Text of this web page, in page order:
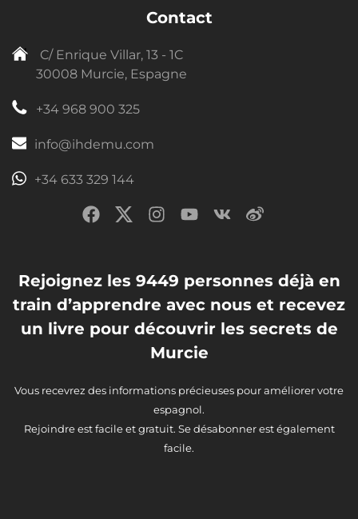
Contact
C/ Enrique Villar, 13 - 1C
30008 Murcie, Espagne
+34 968 900 325
info@ihdemu.com
+34 633 329 144
Rejoignez les 9449 personnes déjà en
train d’apprendre avec nous et recevez
un livre pour découvrir les secrets de
Murcie
Vous recevrez des informations précieuses pour améliorer votre
espagnol.
Rejoindre est facile et gratuit. Se désabonner est également
facile.